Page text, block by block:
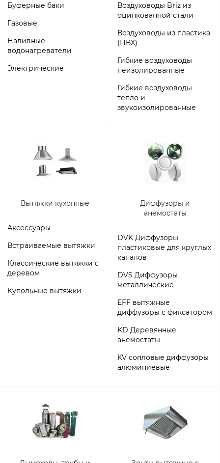
Буферные баки
Газовые
Наливные
водонагреватели
Электрические
Воздуховоды Briz из
оцинкованной стали
Воздуховоды из пластика
(ПВХ)
Гибкие воздуховоды
неизолированные
Гибкие воздуховоды
тепло и
звукоизолированные
Вытяжки кухонные
Аксессуары
Встраиваемые вытяжки
Классические вытяжки с
деревом
Купольные вытяжки
Диффузоры и
анемостаты
DVK Диффузоры
пластиковые для круглых
каналов
DVS Диффузоры
металлические
EFF вытяжные
диффузоры с фиксатором
KD Деревянные
анемостаты
KV сопловые диффузоры
алюминиевые